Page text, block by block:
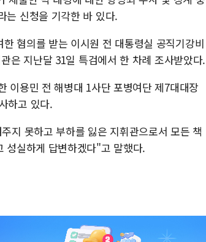
는 신청을 기각한 바 있다.
혐의를 받는 이시원 전 대통령실 공직기강비
은 지난달 31일 특검에서 한 차례 조사받았다.
이용민 전 해병대 1사단 포병여단 제7대대장
하고 있다.
지 못하고 부하를 잃은 지휘관으로서 모든 책
성실하게 답변하겠다"고 말했다.